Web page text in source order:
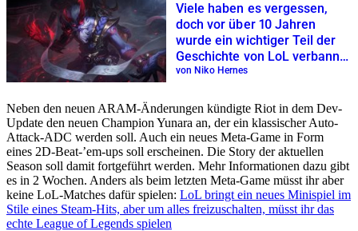
Viele haben es vergessen,
doch vor über 10 Jahren
wurde ein wichtiger Teil der
Geschichte von LoL verbannt,
aber es wurde nicht alles
von Niko Hernes
Neben den neuen ARAM-Änderungen kündigte Riot in dem Dev-
Update den neuen Champion Yunara an, der ein klassischer Auto-
Attack-ADC werden soll. Auch ein neues Meta-Game in Form
eines 2D-Beat-’em-ups soll erscheinen. Die Story der aktuellen
Season soll damit fortgeführt werden. Mehr Informationen dazu gibt
es in 2 Wochen. Anders als beim letzten Meta-Game müsst ihr aber
keine LoL-Matches dafür spielen: LoL bringt ein neues Minispiel im
Stile eines Steam-Hits, aber um alles freizuschalten, müsst ihr das
echte League of Legends spielen